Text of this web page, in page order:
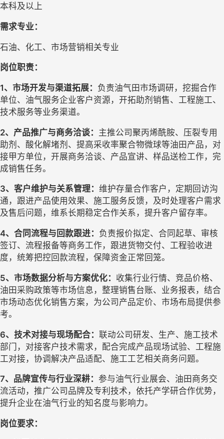
本科及以上
需求专业：
石油、化工、市场营销相关专业
岗位职责：
1、市场开发与渠道拓展： 负责油气田市场调研，挖掘合作
单位、油气服务企业客户资源，开拓助剂销售、工程施工、
技术服务等业务渠道。
2、产品推广与商务洽谈： 主推公司聚丙烯酰胺、压裂专用
助剂、酸化解堵剂、提高采收率聚合物微球等油田产品，对
接甲方单位，开展商务洽谈、产品宣讲、样品送检工作，完
成销售任务。
3、客户维护与关系管理： 维护存量合作客户，定期回访沟
通，跟进产品使用效果、施工服务反馈，及时处理客户需求
及售后问题，维系长期稳定合作关系，提升客户留存率。
4、合同流程与回款跟进： 负责报价拟定、合同起草、审核
签订、流程报备等商务工作，跟进货物交付、工程验收进
度，统筹把控回款流程，保障资金正常回笼。
5、市场数据分析与方案优化： 收集行业行情、竞品价格、
油田采购政策等市场信息，整理销售台账、业务报表，结合
市场动态优化销售方案，为公司产品定价、市场布局提供参
考。
6、技术对接与现场配合： 联动公司研发、生产、施工技术
部门，对接客户技术需求，配合完成产品现场试验、工程施
工对接，协调解决产品适配、施工工艺相关商务问题。
7、品牌宣传与行业深耕： 参与油气行业展会、油田商务交
流活动，推广公司品牌及专利技术，依托产学研合作优势，
提升企业在油气行业的知名度与影响力。
岗位要求：